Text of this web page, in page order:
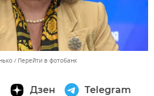
Перейти в фотобанк
Дзен Telegram